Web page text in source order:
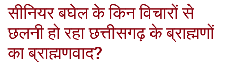
सीनियर बघेल के किन विचारों से
छलनी हो रहा छत्तीसगढ़ के ब्राह्मणों
का ब्राह्मणवाद?